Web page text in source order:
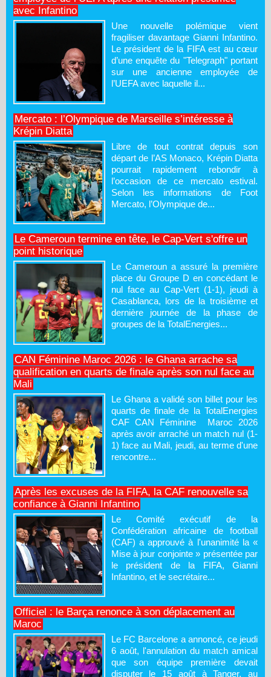
avec Infantino
Une nouvelle polémique vient
fragiliser davantage Gianni Infantino.
Le président de la FIFA est au cœur
d’une enquête du "Telegraph" portant
sur une ancienne employée de
l’UEFA avec laquelle il...
Mercato : l’Olympique de Marseille s’intéresse à
Krépin Diatta
Libre de tout contrat depuis son
départ de l’AS Monaco, Krépin Diatta
pourrait rapidement rebondir à
l’occasion de ce mercato estival.
Selon les informations de Foot
Mercato, l’Olympique de...
Le Cameroun termine en tête, le Cap-Vert s'offre un
point historique
Le Cameroun a assuré la première
place du Groupe D en concédant le
nul face au Cap-Vert (1-1), jeudi à
Casablanca, lors de la troisième et
dernière journée de la phase de
groupes de la TotalEnergies...
CAN Féminine Maroc 2026 : le Ghana arrache sa
qualification en quarts de finale après son nul face au
Mali
Le Ghana a validé son billet pour les
quarts de finale de la TotalEnergies
CAF CAN Féminine Maroc 2026
après avoir arraché un match nul (1-
1) face au Mali, jeudi, au terme d'une
rencontre...
Après les excuses de la FIFA, la CAF renouvelle sa
confiance à Gianni Infantino
Le Comité exécutif de la
Confédération africaine de football
(CAF) a approuvé à l'unanimité la «
Mise à jour conjointe » présentée par
le président de la FIFA, Gianni
Infantino, et le secrétaire...
Officiel : le Barça renonce à son déplacement au
Maroc
Le FC Barcelone a annoncé, ce jeudi
6 août, l'annulation du match amical
que son équipe première devait
disputer le 15 août à Tanger, au